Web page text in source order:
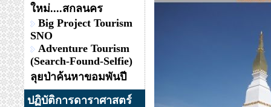
ใหม่....สกลนคร
Big Project Tourism
SNO
Adventure Tourism
(Search-Found-Selfie)
ลุยป่าค้นหาขอมพันปี
ปฏิบัติการดาราศาสตร์